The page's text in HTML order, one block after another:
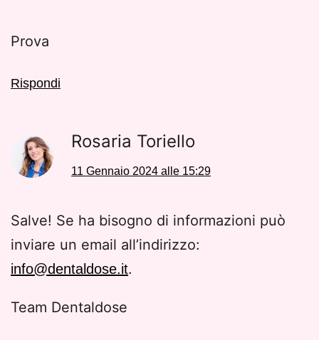
Prova
Rispondi
Rosaria Toriello
11 Gennaio 2024 alle 15:29
Salve! Se ha bisogno di informazioni può
inviare un email all’indirizzo:
info@dentaldose.it.
Team Dentaldose